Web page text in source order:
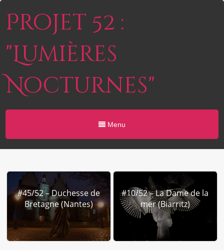
Projet 52 :
"Lumières
Nocturnes"
Menu
#45/52 – Duchesse de
Bretagne (Nantes)
#10/52 – La Dame de la
mer (Biarritz)